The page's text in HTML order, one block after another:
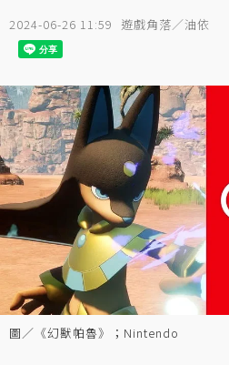
2024-06-26 11:59 遊戲角落／油依
圖／《幻獸帕魯》；Nintendo